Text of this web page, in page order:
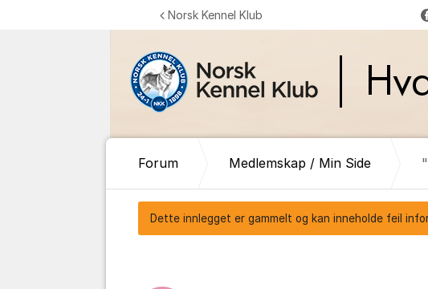
Norsk Kennel Klub
Forum Medlemskap / Min Side
Dette innlegget er gammelt og kan inneholde feil